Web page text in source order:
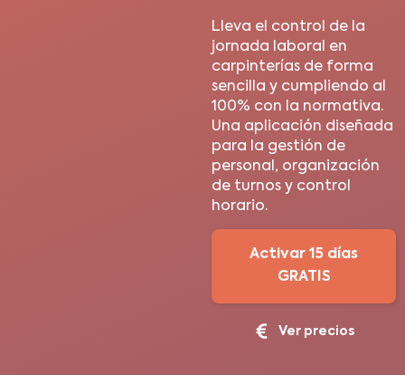
Lleva el control de la
jornada laboral en
carpinterías de forma
sencilla y cumpliendo al
100% con la normativa.
Una aplicación diseñada
para la gestión de
personal, organización
de turnos y control
horario.
Activar 15 días
GRATIS
Ver precios